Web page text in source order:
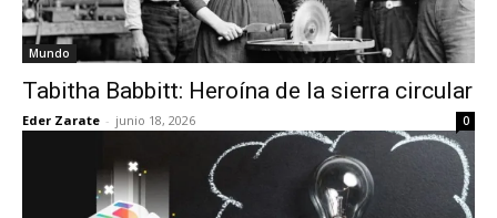
Mundo
Tabitha Babbitt: Heroína de la sierra circular
Eder Zarate - junio 18, 2026 0